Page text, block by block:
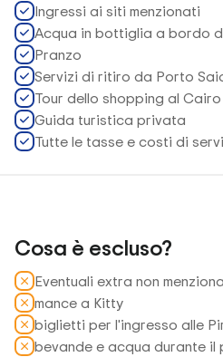
Ingressi ai siti menzionati
Acqua in bottiglia a bordo
Pranzo
Servizi di ritiro da Porto
Tour dello shopping al Cairo
Guida turistica privata
Tutte le tasse e costi di
Cosa è escluso?
Eventuali extra non
mance a Kitty
biglietti per l'ingresso alle
bevande e acqua durante il